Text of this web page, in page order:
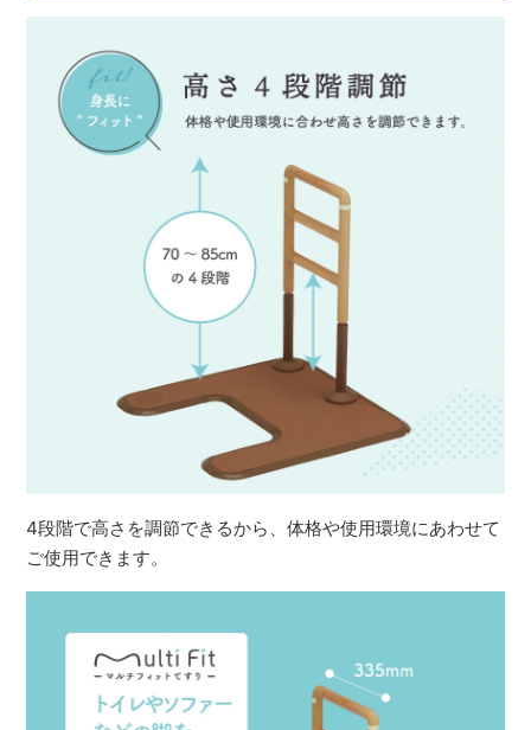
4段階で高さを調節できるから、体格や使用環境にあわせて
ご使用できます。